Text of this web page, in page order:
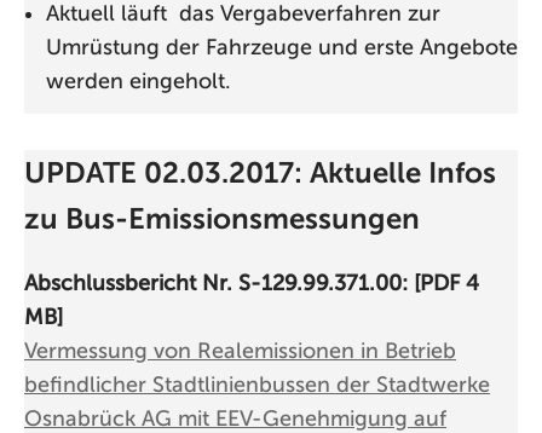
Aktuell läuft das Vergabeverfahren zur
Umrüstung der Fahrzeuge und erste Angebote
werden eingeholt.
UPDATE 02.03.2017: Aktuelle Infos
zu Bus-Emissionsmessungen
Abschlussbericht Nr. S-129.99.371.00: [PDF 4
MB]
Vermessung von Realemissionen in Betrieb
befindlicher Stadtlinienbussen der Stadtwerke
Osnabrück AG mit EEV-Genehmigung auf